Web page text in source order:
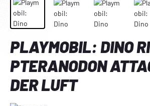
PLAYMOBIL: DINO
PTERANODON
DER LUFT